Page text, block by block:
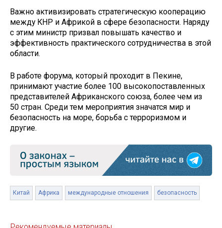
Важно активизировать стратегическую кооперацию
между КНР и Африкой в сфере безопасности. Наряду
с этим министр призвал повышать качество и
эффективность практического сотрудничества в этой
области.
В работе форума, который проходит в Пекине,
принимают участие более 100 высокопоставленных
представителей Африканского союза, более чем из
50 стран. Среди тем мероприятия значатся мир и
безопасность на море, борьба с терроризмом и
другие.
Китай Африка международные отношения безопасность